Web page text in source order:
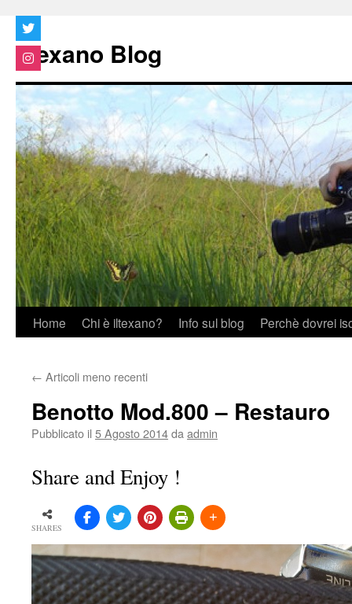
Vai
contenuto
Iltexano Blog
Home Chi è iltexano? Info sul blog Perchè dovrei
← Articoli meno recenti
Benotto Mod.800 – Restauro
Pubblicato il 5 Agosto 2014da admin
Share and Enjoy !
SHARES